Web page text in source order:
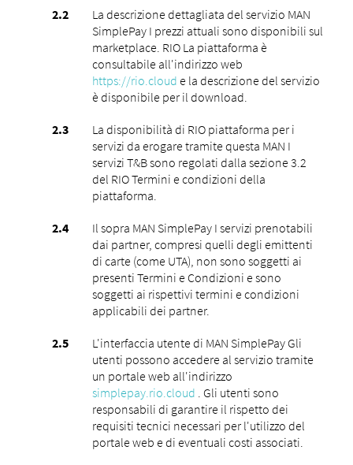
La descrizione dettagliata del servizio MAN
SimplePay I prezzi attuali sono disponibili sul
marketplace. RIO La piattaforma è
consultabile all'indirizzo web
https://rio.cloud e la descrizione del servizio
è disponibile per il download.
La disponibilità di RIO piattaforma per i
servizi da erogare tramite questa MAN I
servizi T&B sono regolati dalla sezione 3.2
del RIO Termini e condizioni della
piattaforma.
Il sopra MAN SimplePay I servizi prenotabili
dai partner, compresi quelli degli emittenti
di carte (come UTA), non sono soggetti ai
presenti Termini e Condizioni e sono
soggetti ai rispettivi termini e condizioni
applicabili dei partner.
L'interfaccia utente di MAN SimplePay Gli
utenti possono accedere al servizio tramite
un portale web all'indirizzo
simplepay.rio.cloud . Gli utenti sono
responsabili di garantire il rispetto dei
requisiti tecnici necessari per l'utilizzo del
portale web e di eventuali costi associati.